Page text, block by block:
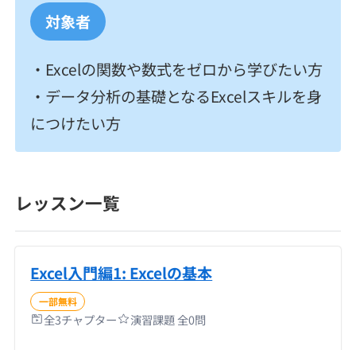
対象者
・Excelの関数や数式をゼロから学びたい方
・データ分析の基礎となるExcelスキルを身
につけたい方
レッスン一覧
Excel入門編1: Excelの基本
全3チャプター 演習課題 全0問
一部無料